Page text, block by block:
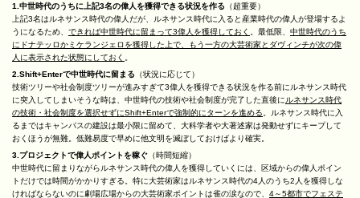
1.中世時代のうちに上記3名の偉人を獲得できる状況を作る （超重要）
上記3名はルネサンス時代の偉人だが、ルネサンス時代に入ると産業時代の偉人が登場するよ
うになるため、 できれば中世時代に留まって3偉人を獲得しておく 。最低限、 中世時代のうち
にドナテッロかミケランジェロを獲得した上で、もう一方の大芸術家とダヴィンチが次の偉
人に表示された状態にしておく
2.Shift+Enterで中世時代に留まる （状況に応じて）
技術ツリーや社会制度ツリーが進みすぎて3偉人を獲得できる状況を作る前にルネサンス時代
に突入してしまいそうな時は、中世時代の技術や社会制度が完了した直後にルネサンス時代
の技術・社会制度を選択せずにShift+Enterで強制的にターンを進める 。ルネサンス時代に入
るまではキャンパスの建設は最小限に留めて、大科学者や大著述家は発動せずにキープして
おくほうが無難。低難易度で早めに他文明を滅ぼしておけばより確実。
3.プロジェクトで偉人ポイントを稼ぐ （時間短縮）
中世時代に留まりながらルネサンス時代の偉人を獲得していくには、区域からの偉人ポイン
トだけでは時間がかかりすぎる。特に大芸術家はルネサンス時代の4人のうち2人を獲得しな
ければならないのに劇場広場からの大芸術家ポイントは雀の涙なので、 4～5都市でフェステ